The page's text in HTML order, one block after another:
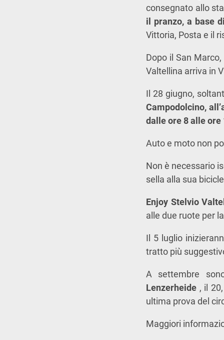
consegnato allo
il pranzo, a base
Vittoria, Posta e il
Dopo il San
Valtellina arriva in
Il 28 giugno,
Campodolcino,
dalle ore 8 alle
Auto e moto non
Non è necessario
sella alla sua
Enjoy Stelvio
alle due ruote per
Il 5 luglio
tratto più
A settembre
Lenzerheide , il
ultima prova del
Maggiori